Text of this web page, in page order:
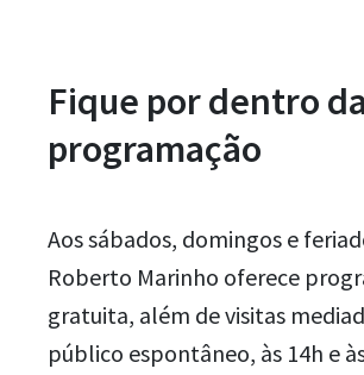
Fique por dentro da
programação
Aos sábados, domingos e
Roberto Marinho oferece
gratuita, além de visitas
público espontâneo, às 14h e